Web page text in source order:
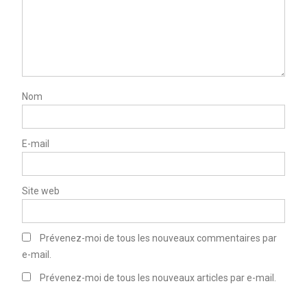
Nom
E-mail
Site web
Prévenez-moi de tous les nouveaux commentaires par
e-mail.
Prévenez-moi de tous les nouveaux articles par e-mail.